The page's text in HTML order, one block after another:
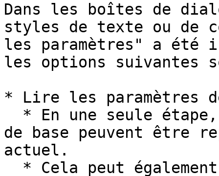
Dans les boîtes de
styles de texte ou de
les paramètres" a
les options suivantes
* Lire les paramètres
de base peuvent être
actuel.